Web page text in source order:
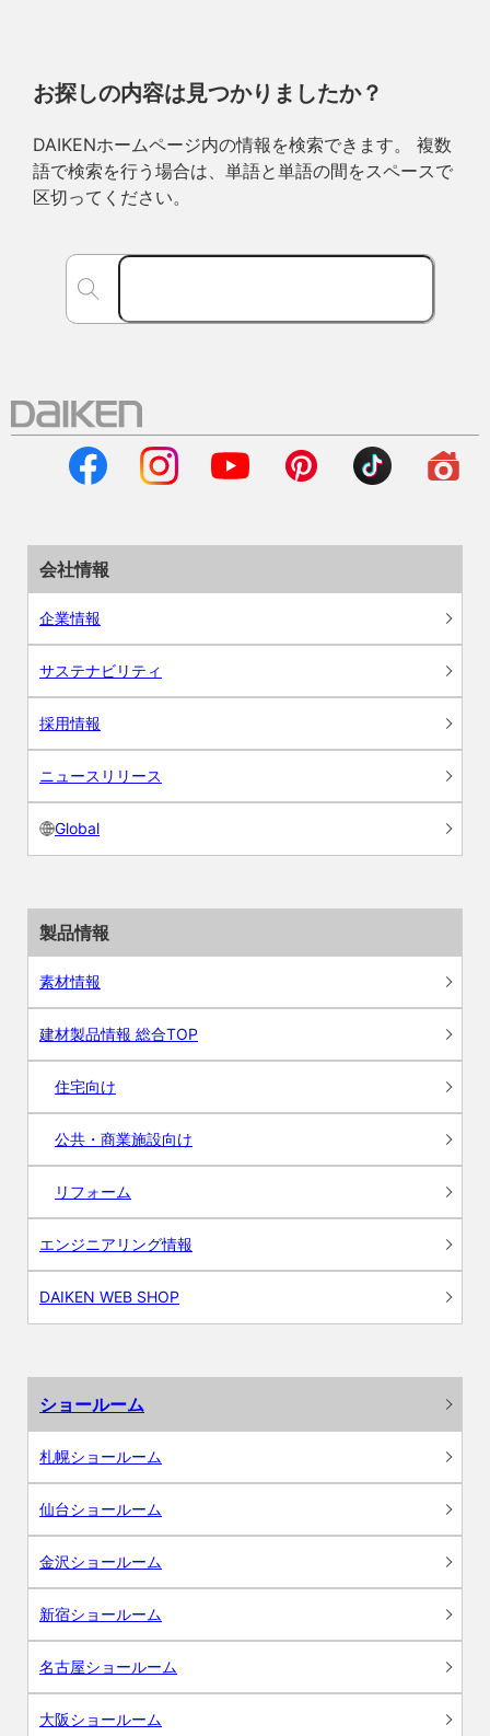
お探しの内容は見つかりましたか？
DAIKENホームページ内の情報を検索できます。 複数
語で検索を行う場合は、単語と単語の間をスペースで
区切ってください。
会社情報
企業情報
サステナビリティ
採用情報
ニュースリリース
Global
製品情報
素材情報
建材製品情報 総合TOP
住宅向け
公共・商業施設向け
リフォーム
エンジニアリング情報
DAIKEN WEB SHOP
ショールーム
札幌ショールーム
仙台ショールーム
金沢ショールーム
新宿ショールーム
名古屋ショールーム
大阪ショールーム